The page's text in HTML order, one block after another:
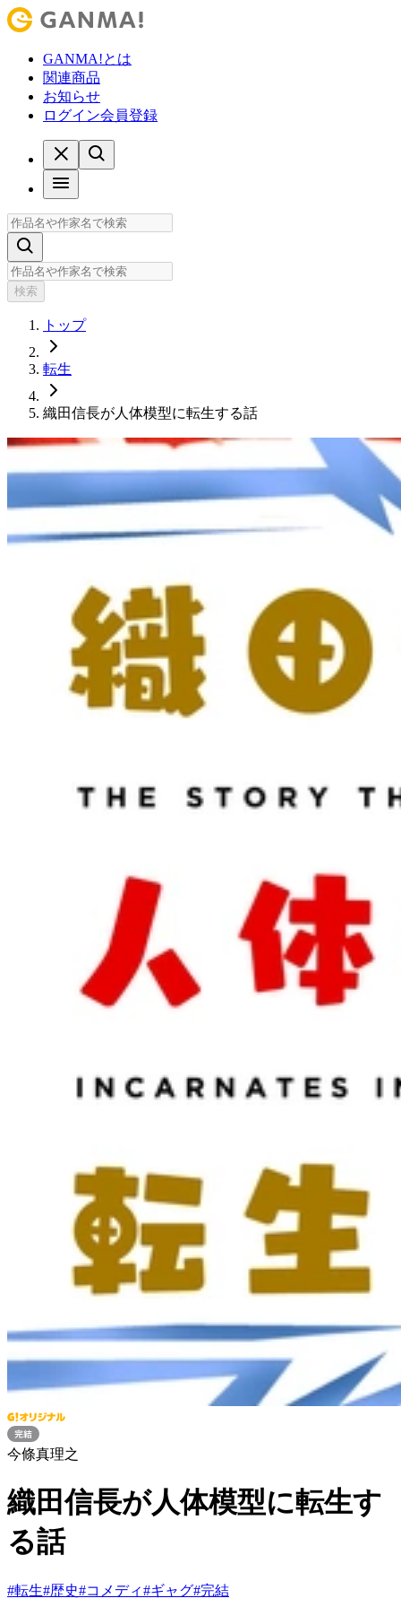
GANMA!とは
関連商品
お知らせ
ログイン会員登録
検索
トップ
転生
織田信長が人体模型に転生する話
今條真理之
織田信長が人体模型に転生す
る話
#転生#歴史#コメディ#ギャグ#完結